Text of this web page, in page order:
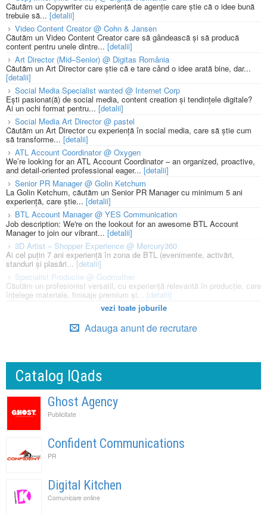
Căutăm un Copywriter cu experiență de agenție care știe că o idee bună
trebuie să... [detalii]
Video Content Creator @ Cohn & Jansen
Căutăm un Video Content Creator care să gândească și să producă
content pentru unele dintre... [detalii]
Art Director (Mid–Senior) @ Digitas România
Căutăm un Art Director care știe că e tare când o idee arată bine, dar...
[detalii]
Social Media Specialist wanted @ Internet Corp
Ești pasionat(ă) de social media, content creation și tendințele digitale?
Ai un ochi format pentru... [detalii]
Social Media Art Director @ pastel
Căutăm un Art Director cu experiență în social media, care să știe cum
să transforme... [detalii]
ATL Account Coordinator @ Oxygen
We’re looking for an ATL Account Coordinator – an organized, proactive,
and detail-oriented professional eager... [detalii]
Senior PR Manager @ Golin Ketchum
La Golin Ketchum, căutăm un Senior PR Manager cu minimum 5 ani
experiență, care știe... [detalii]
BTL Account Manager @ YES Communication
Job description: We're on the lookout for an awesome BTL Account
Manager to join our vibrant... [detalii]
3D Artist – Shopper Experience @ Mercury360
Ai cel puțin 7 ani experiență în zona de BTL (evenimente, activări,
standuri și plasări...[detalii]
Specialist Productie @ Godmother
Căutăm un profesionist versatil, cu experiență relevantă în producție, care
înțelege materiale, finisaje premium și... [detalii]
vezi toate joburile
Adauga anunt de recrutare
Catalog IQads
Ghost Agency
Publicitate
Confident Communications
PR
Digital Kitchen
Comunicare online